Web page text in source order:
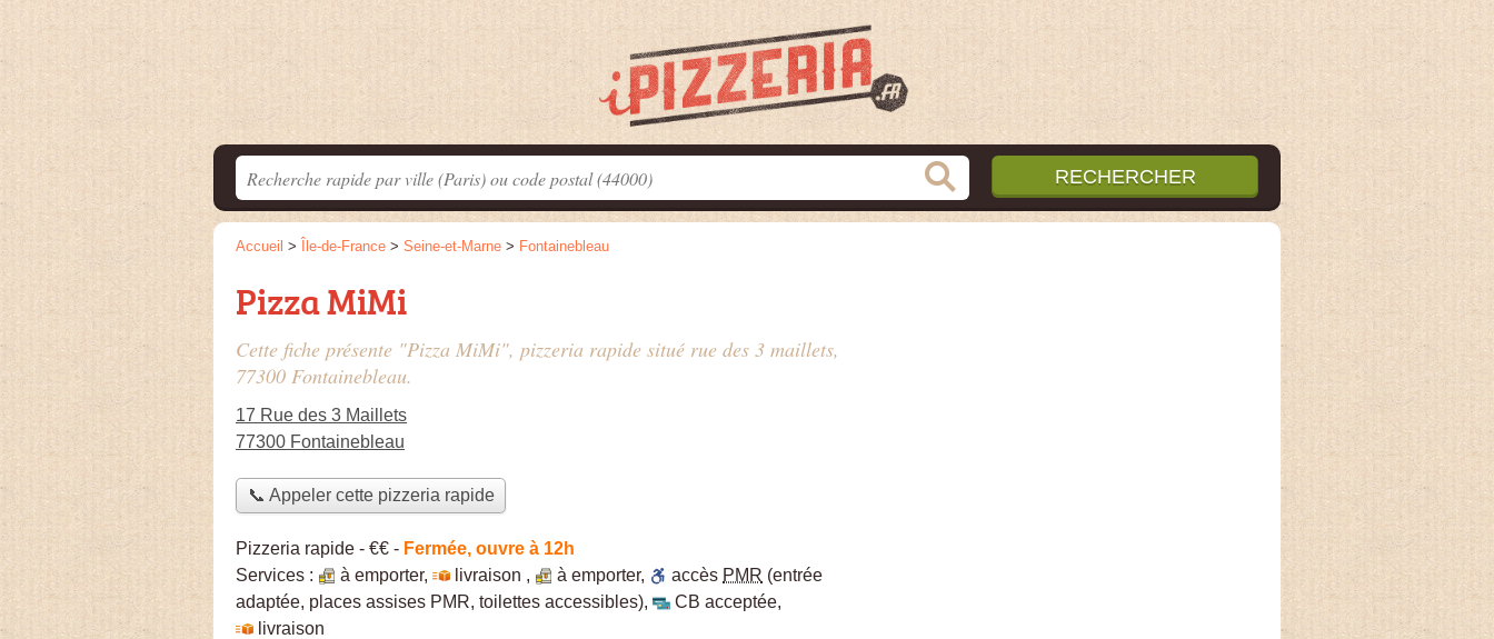
Accueil > Île-de-France > Seine-et-Marne > Fontainebleau
Pizza MiMi
Cette fiche présente "Pizza MiMi", pizzeria rapide situé rue des 3 maillets,
77300 Fontainebleau.
17 Rue des 3 Maillets
77300 Fontainebleau
📞 Appeler cette pizzeria rapide
Pizzeria rapide - €€ - Fermée, ouvre à 12h
Services :
à emporter, livraison , à emporter, accès PMR (entrée
adaptée, places assises PMR, toilettes accessibles), CB acceptée,
livraison